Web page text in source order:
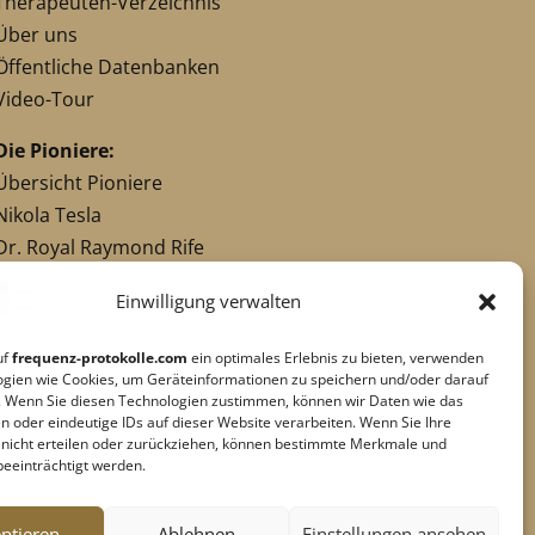
Einwilligung verwalten
frequenz-protokolle.com ein optimales Erlebnis zu bieten, verwenden
wie Cookies, um Geräteinformationen zu speichern und/oder darauf
Sie diesen Technologien zustimmen, können wir Daten wie das
oder eindeutige IDs auf dieser Website verarbeiten. Wenn Sie Ihre
erteilen oder zurückziehen, können bestimmte Merkmale und
werden.
uns
Datenbanken
Tour
Pioniere:
Pioniere
Tesla
Royal Raymond Rife
Robert C. Beck
Pioniere
|Datenschutz
Barrierefreiheit